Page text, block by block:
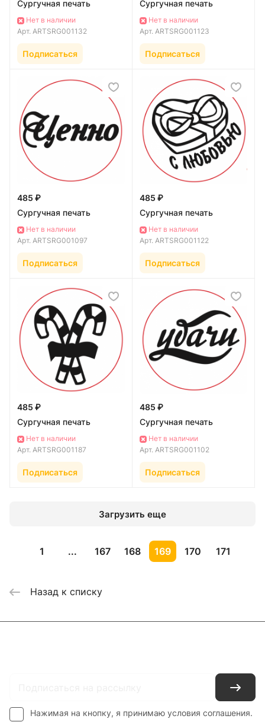
Сургучная печать
Нет в наличии
Арт. ARTSRG001132
Подписаться
Сургучная печать
Нет в наличии
Арт. ARTSRG001123
Подписаться
485 ₽
Сургучная печать
Нет в наличии
Арт. ARTSRG001097
Подписаться
485 ₽
Сургучная печать
Нет в наличии
Арт. ARTSRG001122
Подписаться
485 ₽
Сургучная печать
Нет в наличии
Арт. ARTSRG001187
Подписаться
485 ₽
Сургучная печать
Нет в наличии
Арт. ARTSRG001102
Подписаться
Загрузить еще
1 ... 167 168 169 170 171
Назад к списку
Нажимая на кнопку, я принимаю условия соглашения.